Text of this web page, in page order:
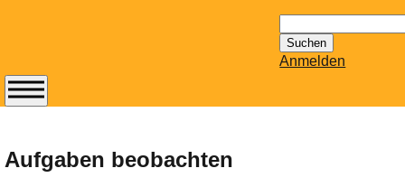
nach:
Anmelden
Aufgaben beobachten
Abonnieren Sie den
erscheinenden
Newsletter von